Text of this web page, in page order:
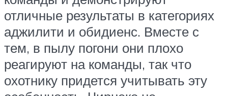
отличные результаты в категориях
аджилити и обидиенс. Вместе с
тем, в пылу погони они плохо
реагируют на команды, так что
охотнику придется учитывать эту